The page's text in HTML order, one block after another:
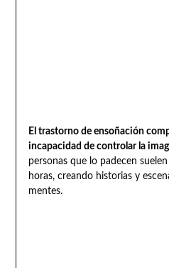
El trastorno de ensoñación
incapacidad de controlar la
personas que lo padecen
horas, creando historias y
mentes.